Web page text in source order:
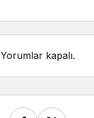
Yorumlar kapalı.